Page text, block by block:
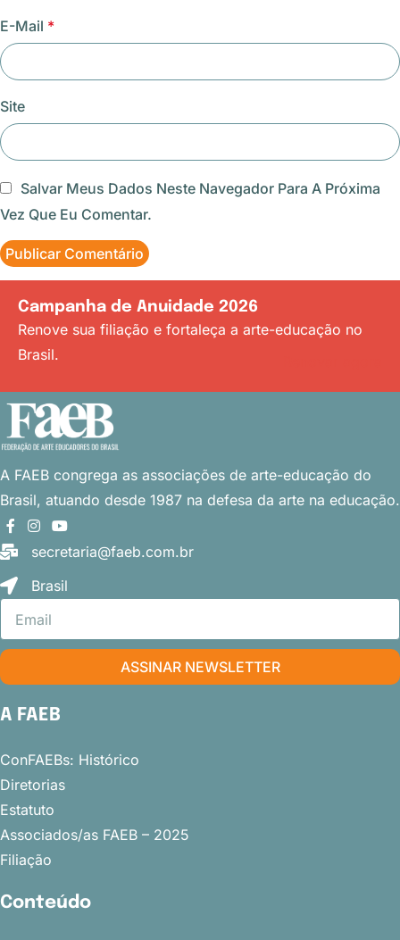
E-Mail *
Site
Salvar Meus Dados Neste Navegador Para A Próxima
Vez Que Eu Comentar.
Campanha de Anuidade 2026
Renove sua filiação e fortaleça a arte-educação no
Brasil.
A FAEB congrega as associações de arte-educação do
Brasil, atuando desde 1987 na defesa da arte na educação.
secretaria@faeb.com.br
Brasil
ASSINAR NEWSLETTER
A FAEB
ConFAEBs: Histórico
Diretorias
Estatuto
Associados/as FAEB – 2025
Filiação
Conteúdo